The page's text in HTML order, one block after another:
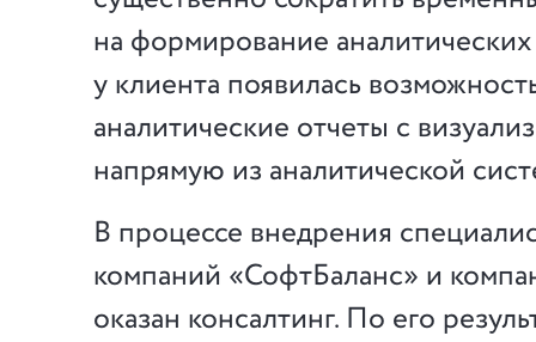
на формирование
у клиента появилась
аналитические отчеты с
напрямую из аналитической
В процессе внедрения
компаний «СофтБаланс» и
оказан консалтинг. По его